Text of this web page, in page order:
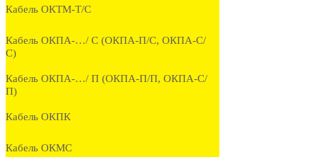
Кабель ОКТМ-Т/С
Кабель ОКПА-…/ С (ОКПА-П/С, ОКПА-С/
С)
Кабель ОКПА-…/ П (ОКПА-П/П, ОКПА-С/
П)
Кабель ОКПК
Кабель ОКМС